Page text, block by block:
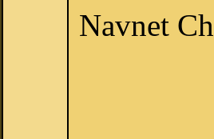
Navnet